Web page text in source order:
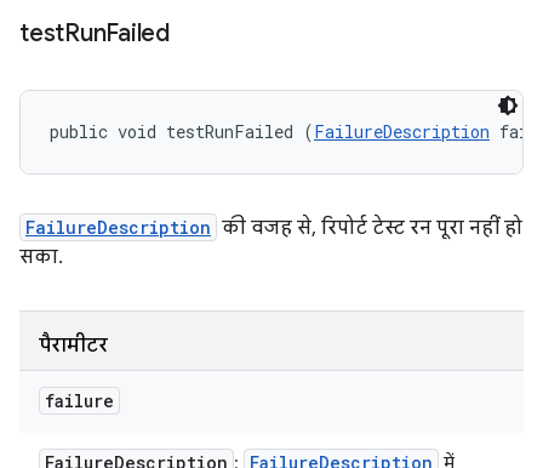
testRunFailed
public void testRunFailed (FailureDescription
FailureDescription की वजह से, रिपोर्ट टेस्ट रन पूरा नहीं हो
सका.
पैरामीटर
failure
FailureDescription : FailureDescription में